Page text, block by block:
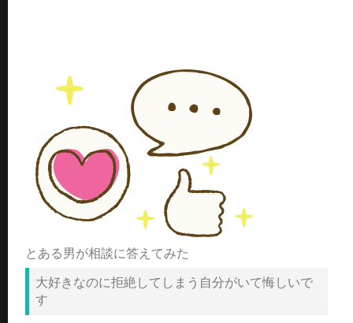
とある男が相談に答えてみた
大好きなのに拒絶してしまう自分がいて悔しいで
す